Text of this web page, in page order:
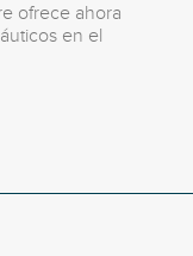
ofrece ahora
en el